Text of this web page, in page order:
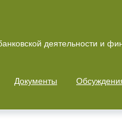
деятельности и
Документы